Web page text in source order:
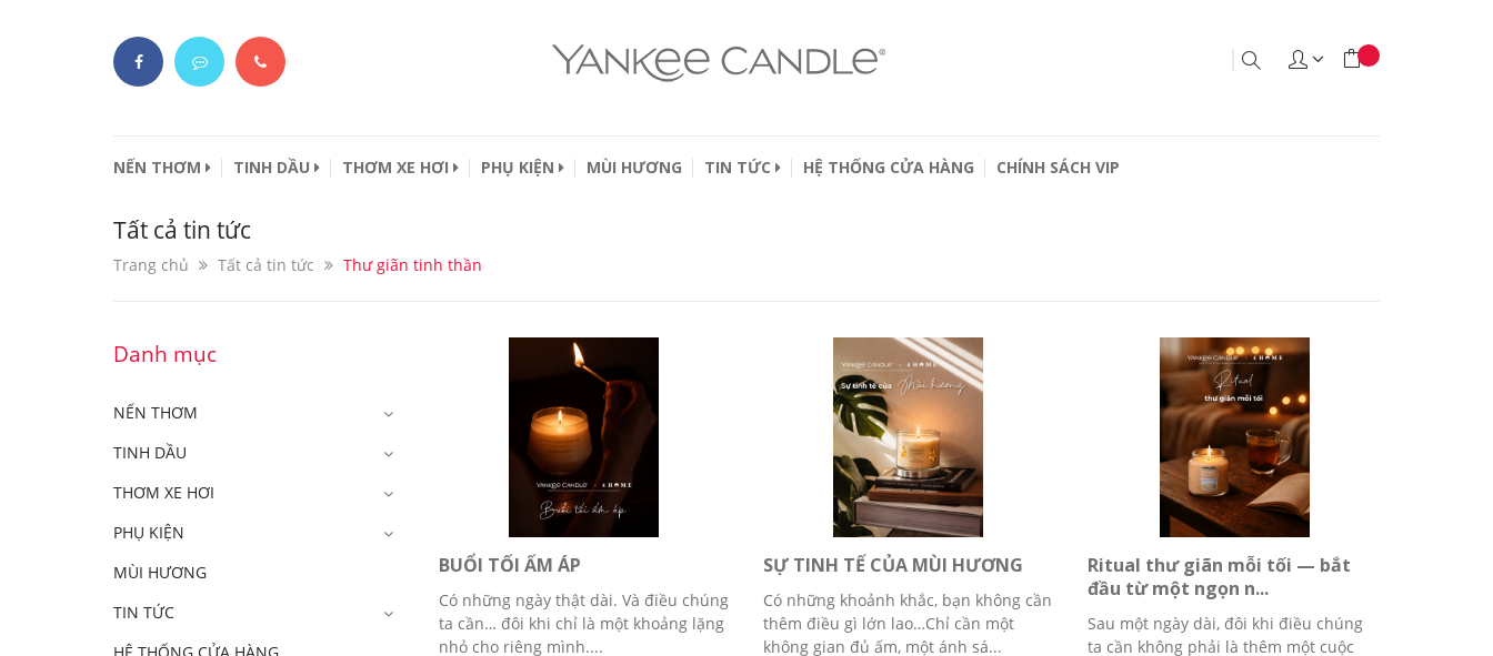
NẾN THƠM TINH DẦU THƠM XE HƠI PHỤ KIỆN MÙI HƯƠNG TIN TỨC HỆ THỐNG CỬA HÀNG CHÍNH SÁCH VIP
Tất cả tin tức
Trang chủ Tất cả tin tức Thư giãn tinh thần
BUỔI TỐI ẤM ÁP
Có những ngày thật dài. Và điều chúng
ta cần… đôi khi chỉ là một khoảng lặng
nhỏ cho riêng mình....
SỰ TINH TẾ CỦA MÙI HƯƠNG
Có những khoảnh khắc, bạn không cần
thêm điều gì lớn lao…Chỉ cần một
không gian đủ ấm, một ánh sá...
Ritual thư giãn mỗi tối — bắt
đầu từ một ngọn n...
Sau một ngày dài, đôi khi điều chúng
ta cần không phải là thêm một cuộc
Danh mục
NẾN THƠM
TINH DẦU
THƠM XE HƠI
PHỤ KIỆN
MÙI HƯƠNG
TIN TỨC